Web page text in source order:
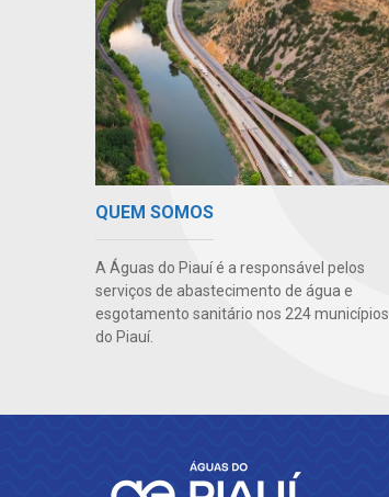
QUEM SOMOS
A Águas do Piauí é a responsável pelos
serviços de abastecimento de água e
esgotamento sanitário nos 224 municípios
do Piauí.